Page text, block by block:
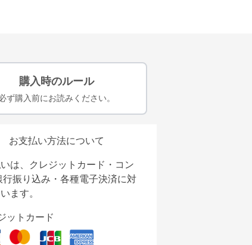
購入時のルール
ず購入前にお読みください。
お支払い方法について
は、クレジットカード・コン
行振り込み・各種電子決済に対
ます。
ットカード